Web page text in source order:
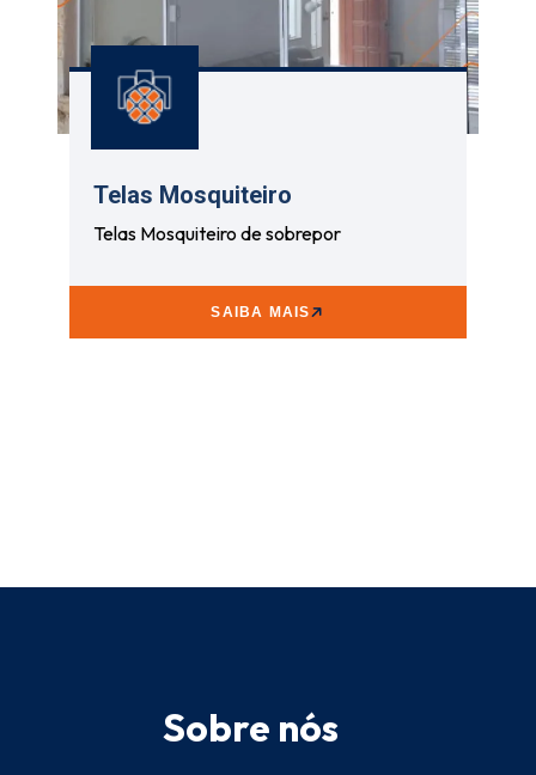
Telas Mosquiteiro
Telas Mosquiteiro de sobrepor
SAIBA MAIS
Sobre nós